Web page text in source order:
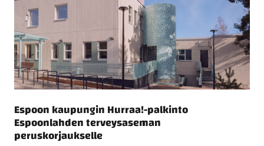
Espoon kaupungin Hurraa!-palkinto
Espoonlahden terveysaseman
peruskorjaukselle